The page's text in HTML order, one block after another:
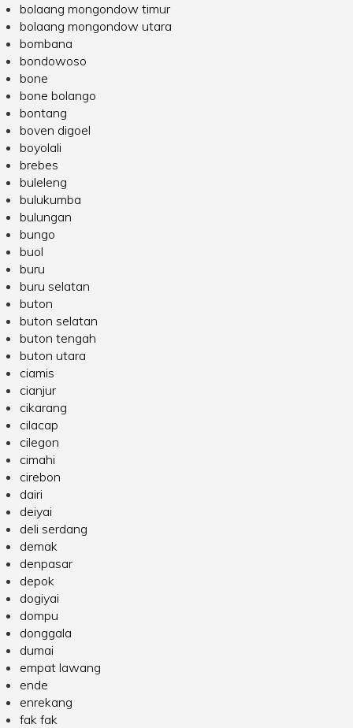
bolaang mongondow timur
bolaang mongondow utara
bombana
bondowoso
bone
bone bolango
bontang
boven digoel
boyolali
brebes
buleleng
bulukumba
bulungan
bungo
buol
buru
buru selatan
buton
buton selatan
buton tengah
buton utara
ciamis
cianjur
cikarang
cilacap
cilegon
cimahi
cirebon
dairi
deiyai
deli serdang
demak
denpasar
depok
dogiyai
dompu
donggala
dumai
empat lawang
ende
enrekang
fak fak